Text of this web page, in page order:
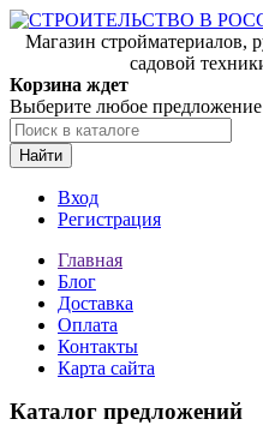
Магазин стройматериалов,
садовой
Корзина ждет
Выберите любое предложение
Найти
Вход
Регистрация
Главная
Блог
Доставка
Оплата
Контакты
Карта сайта
Каталог предложений